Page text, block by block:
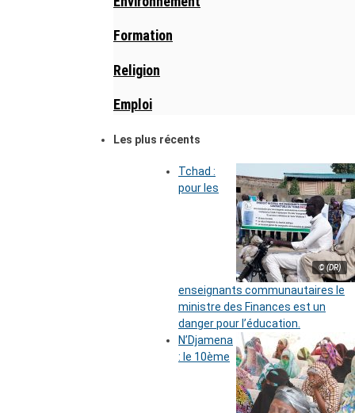
Formation
Religion
Emploi
Les plus récents
© (DR)
Tchad :
pour les
enseignants communautaires le
ministre des Finances est un
danger pour l’éducation.
N’Djamena
: le 10ème